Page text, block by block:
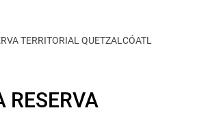
TERRITORIAL QUETZALCÓATL
RESERVA